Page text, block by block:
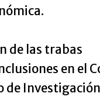
de las trabas
en el
de